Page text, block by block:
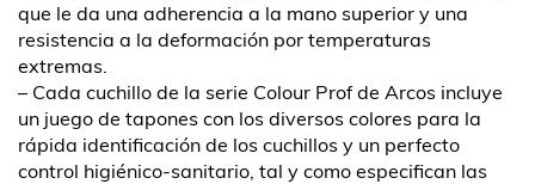
que le da una adherencia a la mano superior y una
resistencia a la deformación por temperaturas
extremas.
– Cada cuchillo de la serie Colour Prof de Arcos incluye
un juego de tapones con los diversos colores para la
rápida identificación de los cuchillos y un perfecto
control higiénico-sanitario, tal y como especifican las